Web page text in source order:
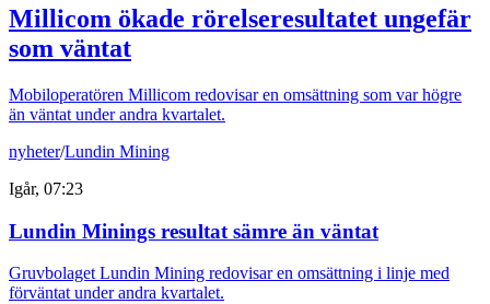
Millicom ökade rörelseresultatet ungefär
som väntat
Mobiloperatören Millicom redovisar en omsättning som var högre
än väntat under andra kvartalet.
nyheter/Lundin Mining
Igår, 07:23
Lundin Minings resultat sämre än väntat
Gruvbolaget Lundin Mining redovisar en omsättning i linje med
förväntat under andra kvartalet.